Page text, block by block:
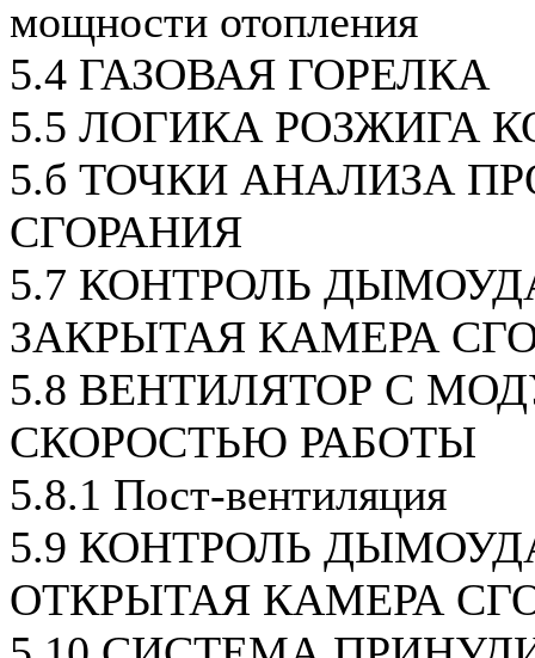
мощности отопления
5.4 ГАЗОВАЯ ГОРЕЛКА
5.5 ЛОГИКА РОЗЖИГА
5.б ТОЧКИ АНАЛИЗА
СГОРАНИЯ
5.7 КОНТРОЛЬ
ЗАКРЫТАЯ КАМЕРА
5.8 ВЕНТИЛЯТОР С
СКОРОСТЬЮ РАБОТЫ
5.8.1 Пост-вентиляция
5.9 КОНТРОЛЬ
ОТКРЫТАЯ КАМЕРА